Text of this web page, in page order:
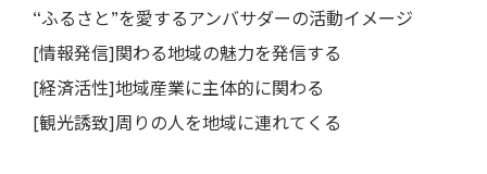
“ふるさと”を愛するアンバサダーの活動イメージ
[情報発信]関わる地域の魅力を発信する
[経済活性]地域産業に主体的に関わる
[観光誘致]周りの人を地域に連れてくる